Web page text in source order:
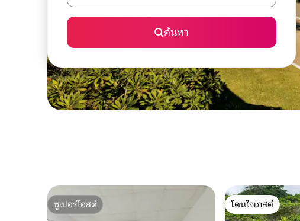
ค้นหา
ซูเปอร์โฮสต์
ซูเปอร์โฮสต์
โดนใจเกสต์
โดนใจเกสต์